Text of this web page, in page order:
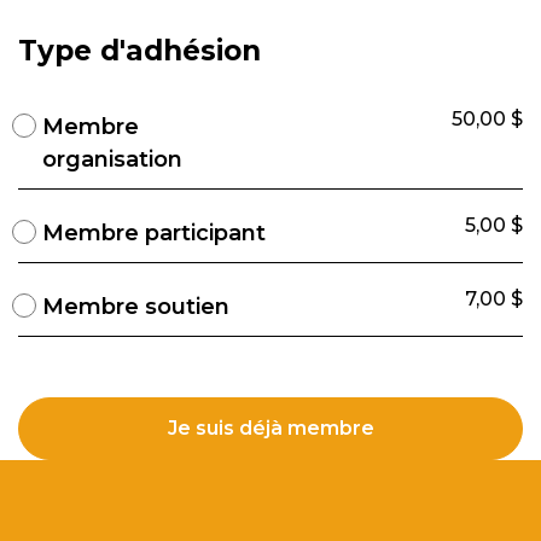
Type d'adhésion
50,00 $
Membre
organisation
5,00 $
Membre participant
7,00 $
Membre soutien
Je suis déjà membre